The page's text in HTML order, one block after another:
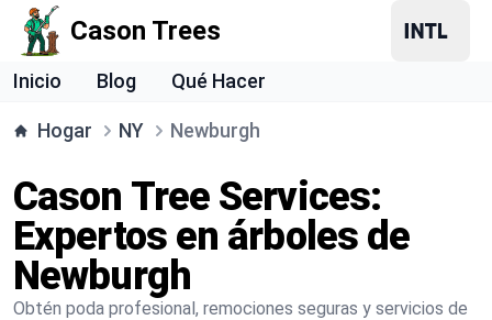
Cason Trees
Inicio Blog Qué Hacer
Hogar NY Newburgh
Cason Tree Services:
Expertos en árboles de
Newburgh
Obtén poda profesional, remociones seguras y servicios de